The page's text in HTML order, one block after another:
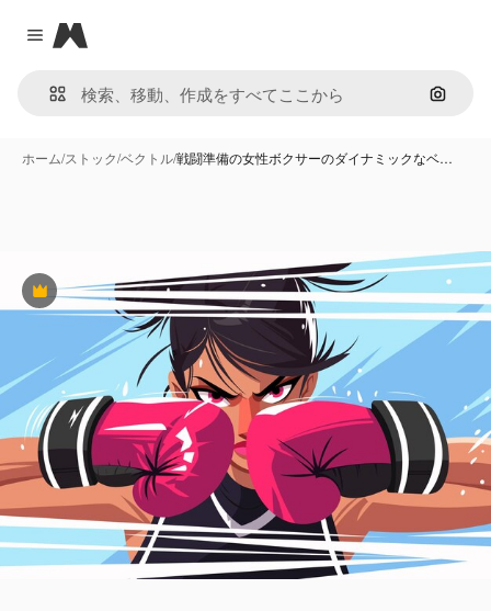
Close menu
Magnific
画像で
ホーム/ストック/ベクトル/戦闘準備の女性ボクサーのダイナミックなベ…
Premium